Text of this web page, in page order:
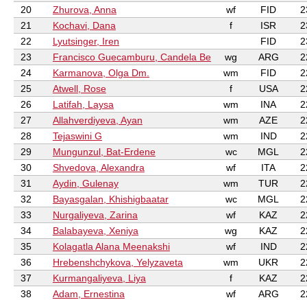
20
Zhurova, Anna wf FID
21
Kochavi, Dana f ISR
22
Lyutsinger, Iren FID
23
Francisco Guecamburu, Candela Be wg ARG
24
Karmanova, Olga Dm. wm FID
25
Atwell, Rose f USA
26
Latifah, Laysa wm INA
27
Allahverdiyeva, Ayan wm AZE
28
Tejaswini G wm IND
29
Mungunzul, Bat-Erdene wc MGL
30
Shvedova, Alexandra wf ITA
31
Aydin, Gulenay wm TUR
32
Bayasgalan, Khishigbaatar wc MGL
33
Nurgaliyeva, Zarina wf KAZ
34
Balabayeva, Xeniya wg KAZ
35
Kolagatla Alana Meenakshi wf IND
36
Hrebenshchykova, Yelyzaveta wm UKR
37
Kurmangaliyeva, Liya f KAZ
38
Adam, Ernestina wf ARG